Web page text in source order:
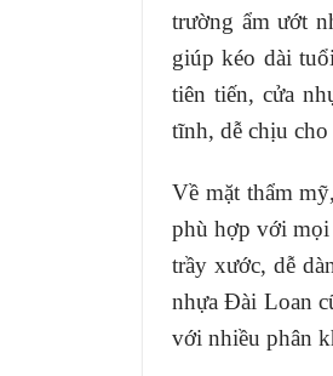
trường ẩm ướt
giúp kéo dài
tiên tiến, cửa
tĩnh, dễ chịu
Về mặt thẩm
phù hợp với mọi
trầy xước, dễ
nhựa Đài Loan
với nhiều phân